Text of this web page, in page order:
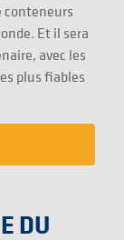
conteneurs
Et il sera
avec les
plus fiables
DU